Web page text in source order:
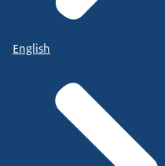
English